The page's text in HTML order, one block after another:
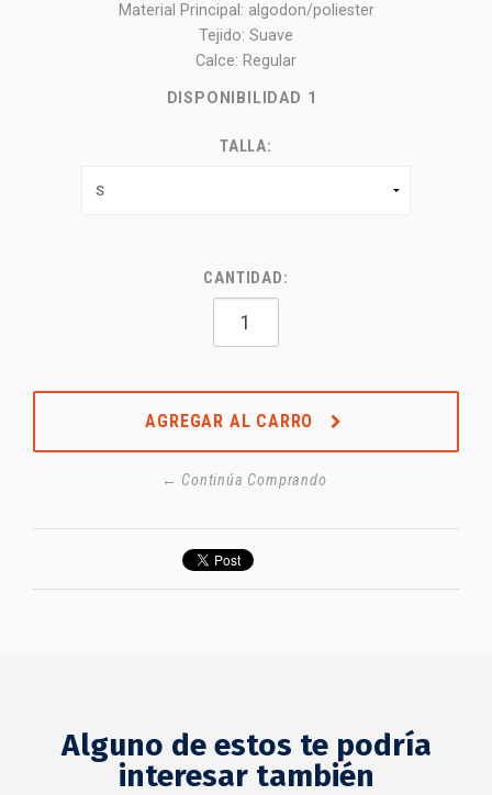
Material Principal: algodon/poliester
Tejido: Suave
Calce: Regular
DISPONIBILIDAD 1
TALLA:
CANTIDAD:
AGREGAR AL CARRO
← Continúa Comprando
Alguno de estos te podría
interesar también